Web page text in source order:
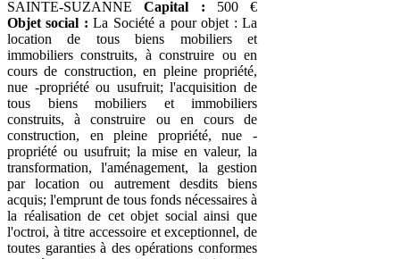
SAINTE-SUZANNECapital : 500 €
Objet social : La Société a pour objet : La
location de tous biens mobiliers et
immobiliers construits, à construire ou en
cours de construction, en pleine propriété,
nue -propriété ou usufruit; l'acquisition de
tous biens mobiliers et immobiliers
construits, à construire ou en cours de
construction, en pleine propriété, nue -
propriété ou usufruit; la mise en valeur, la
transformation, l'aménagement, la gestion
par location ou autrement desdits biens
acquis; l'emprunt de tous fonds nécessaires à
la réalisation de cet objet social ainsi que
l'octroi, à titre accessoire et exceptionnel, de
toutes garanties à des opérations conformes